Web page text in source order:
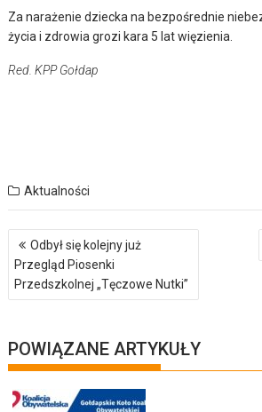
Za narażenie dziecka na bezpośrednie
życia i zdrowia grozi kara 5 lat więzienia.
Red. KPP Gołdap
Aktualności
Nawigacja
wpisu
Odbył się kolejny już
Przegląd Piosenki
Przedszkolnej „Tęczowe Nutki”
POWIĄZANE ARTYKUŁY